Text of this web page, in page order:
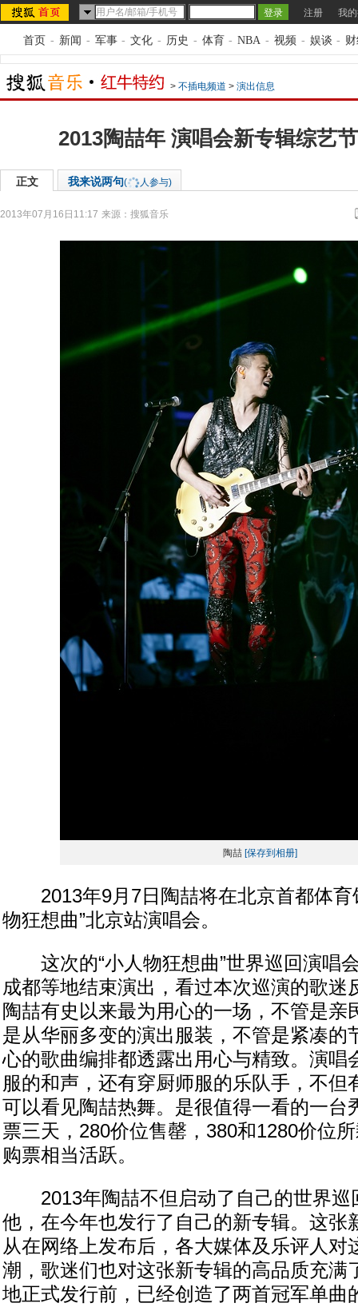
注册 我
首页 - 新闻 - 军事 - 文化 - 历史 - 体育 - NBA - 视频 - 娱谈 -
> 不插电频道 > 演出信息
2013陶喆年 演唱会新专辑综艺
正文 我来说两句( 人参与)
2013年07月16日11:17 来源： 搜狐音乐
陶喆 [保存到相册]
2013年9月7日陶喆将在北京首都体育
物狂想曲”北京站演唱会。
这次的“小人物狂想曲”世界巡回演唱
成都等地结束演出，看过本次巡演的歌迷
陶喆有史以来最为用心的一场，不管是亲
是从华丽多变的演出服装，不管是紧凑的
心的歌曲编排都透露出用心与精致。演唱
服的和声，还有穿厨师服的乐队手，不但
可以看见陶喆热舞。是很值得一看的一台
票三天，280价位售罄，380和1280价位
购票相当活跃。
2013年陶喆不但启动了自己的世界巡
他，在今年也发行了自己的新专辑。这张
从在网络上发布后，各大媒体及乐评人对
潮，歌迷们也对这张新专辑的高品质充满
地正式发行前，已经创造了两首冠军单曲